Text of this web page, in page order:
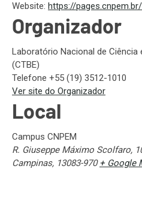
Website: https://
Organizador
Laboratório Nacional de Ciência
(CTBE)
Telefone +55 (19) 3512-1010
Ver site do Organizador
Local
Campus CNPEM
R. Giuseppe Máximo Scolfaro,
Campinas, 13083-970 + Google